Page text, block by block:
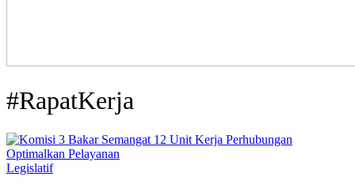
#RapatKerja
Legislatif